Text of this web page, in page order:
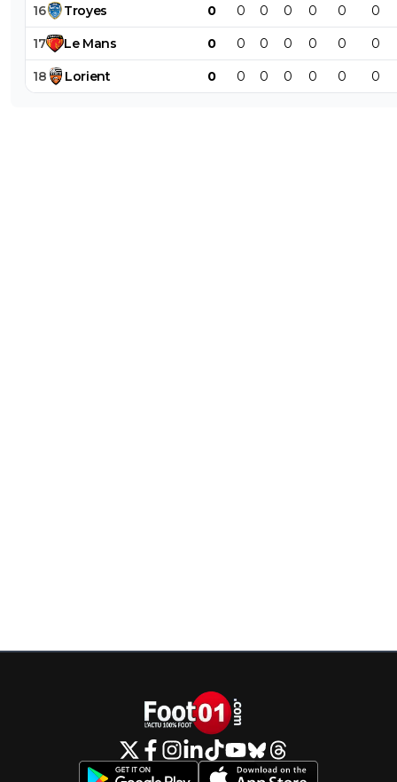
16 Troyes 0 0 0 0 0 0 0
17 Le Mans 0 0 0 0 0 0 0
18 Lorient 0 0 0 0 0 0 0